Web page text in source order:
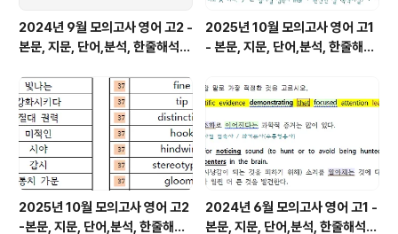
2024년 9월 모의고사 영어 고2 -
본문, 지문, 단어,분석, 한줄해석,
2025년 10월 모의고사 영어 고1
- 본문, 지문, 단어,분석, 한줄해석,
2025년 10월 모의고사 영어 고2
-본문, 지문, 단어,분석, 한줄해석,
2024년 6월 모의고사 영어 고1 -
본문, 지문, 단어,분석, 한줄해석,